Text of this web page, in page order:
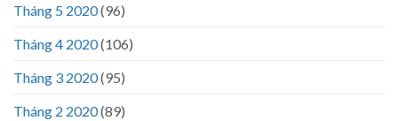
Tháng 5 2020(96)
Tháng 4 2020(106)
Tháng 3 2020(95)
Tháng 2 2020(89)